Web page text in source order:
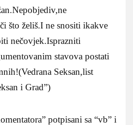
što želiš.I ne snositi ikakve
nečovjek.Isprazniti
stavova postati
Seksan,list
i Grad”)
potpisani sa “vb” i